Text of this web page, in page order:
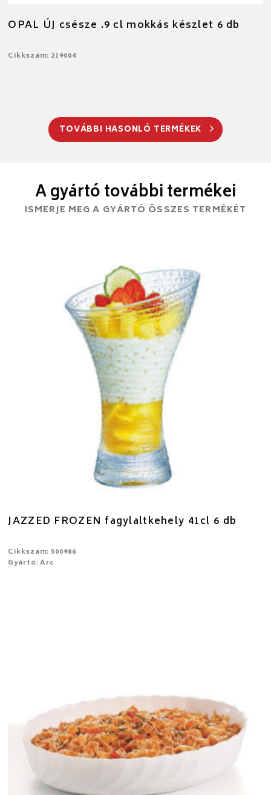
OPAL ÚJ csésze .9 cl mokkás készlet 6 db
Cikkszám: 219004
TOVÁBBI HASONLÓ TERMÉKEK
A gyártó további termékei
ISMERJE MEG A GYÁRTÓ ÖSSZES TERMÉKÉT
JAZZED FROZEN fagylaltkehely 41cl 6 db
Cikkszám: 500986
Gyártó: Arc